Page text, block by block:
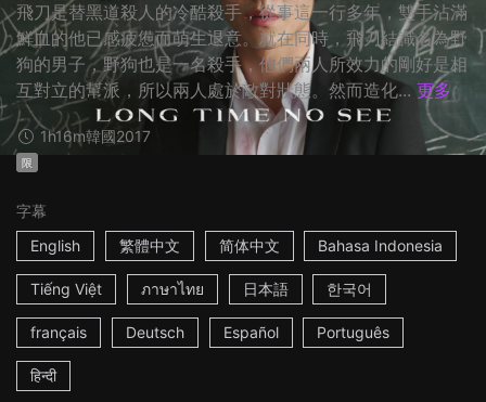
飛刀是替黑道殺人的冷酷殺手，從事這一行多年，雙手沾滿
鮮血的他已感疲憊而萌生退意。就在同時，飛刀結識名為野
狗的男子，野狗也是一名殺手，他們兩人所效力的剛好是相
互對立的幫派，所以兩人處於敵對狀態。然而造化... 更多
1h16m韓國2017
限
字幕
English
繁體中文 简体中文 Bahasa Indonesia
Tiếng Việt ภาษาไทย 日本語 한국어
français Deutsch Español Português
हिन्दी